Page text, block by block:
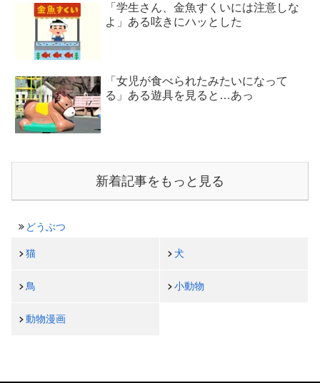
「学生さん、金魚すくいには注意しな
よ」ある呟きにハッとした
「女児が食べられたみたいになって
る」ある遊具を見ると…あっ
新着記事をもっと見る
どうぶつ
猫 犬
鳥 小動物
動物漫画